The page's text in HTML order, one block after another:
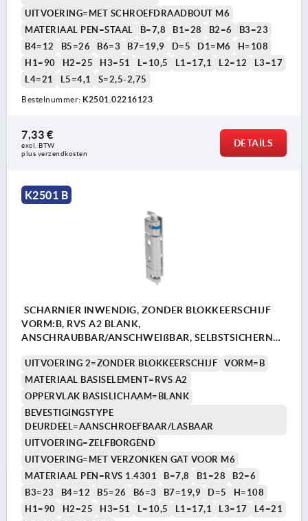
UITVOERING=MET SCHROEFDRAADBOUT M6
MATERIAAL PEN=STAAL
B=7,8 B1=28 B2=6
B3=23
B4=12
B5=26 B6=3 B7=19,9 D=5 D1=M6
H=108
H1=90
H2=25 H3=51 L=10,5 L1=17,1 L2=12
L3=17
L4=21
L5=4,1 S=2,5-2,75
Bestelnummer: K2501.02216123
7,33 €
excl. BTW
plus verzendkosten
DETAILS
K2501 B
SCHARNIER INWENDIG, ZONDER BLOKKEERSCHIJF
VORM:B, RVS A2 BLANK,
ANSCHRAUBBAR/ANSCHWEIßBAR, SELBSTSICHERND,
UITVOERING 2=ZONDER BLOKKEERSCHIJF
VORM=B
MATERIAAL BASISELEMENT=RVS A2
OPPERVLAK BASISLICHAAM=BLANK
BEVESTIGINGSTYPE
DEURDEEL=AANSCHROEFBAAR/LASBAAR
UITVOERING=ZELFBORGEND
UITVOERING=MET VERZONKEN GAT VOOR M6
MATERIAAL PEN=RVS 1.4301
B=7,8 B1=28
B2=6
B3=23
B4=12 B5=26 B6=3 B7=19,9 D=5
H=108
H1=90
H2=25 H3=51 L=10,5 L1=17,1 L3=17
L4=21